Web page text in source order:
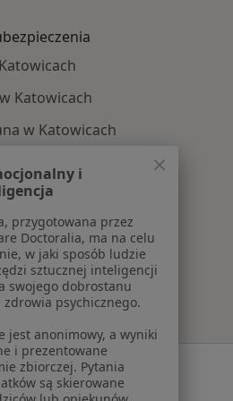
Katowicach
w Katowicach
w Katowicach
Najpopularniejsze
Serwis
i
przygotowana przez
Doctoralia, ma na celu
w jaki sposób ludzie
sztucznej inteligencji
swojego dobrostanu
psychicznego.
jest anonimowy, a wyniki
i prezentowane
zbiorczej. Pytania
są skierowane